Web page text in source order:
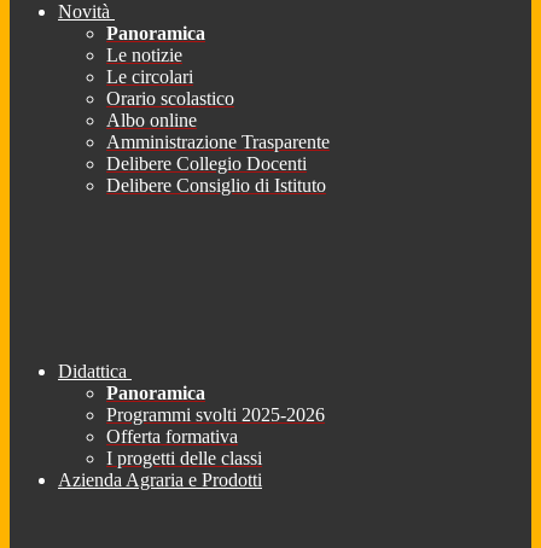
Novità
Panoramica
Le notizie
Le circolari
Orario scolastico
Albo online
Amministrazione Trasparente
Delibere Collegio Docenti
Delibere Consiglio di Istituto
Didattica
Panoramica
Programmi svolti 2025-2026
Offerta formativa
I progetti delle classi
Azienda Agraria e Prodotti